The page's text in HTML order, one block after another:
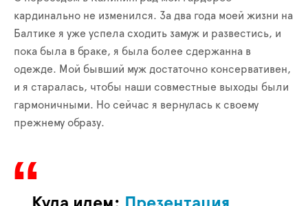
кардинально не изменился. За два года моей жизни на
Балтике я уже успела сходить замуж и развестись, и
пока была в браке, я была более сдержанна в
одежде. Мой бывший муж достаточно консервативен,
и я старалась, чтобы наши совместные выходы были
гармоничными. Но сейчас я вернулась к своему
прежнему образу.